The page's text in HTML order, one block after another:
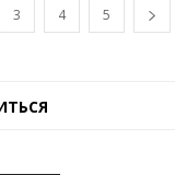
3 4 5